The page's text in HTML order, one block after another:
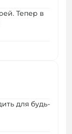
Тепер в
для будь-